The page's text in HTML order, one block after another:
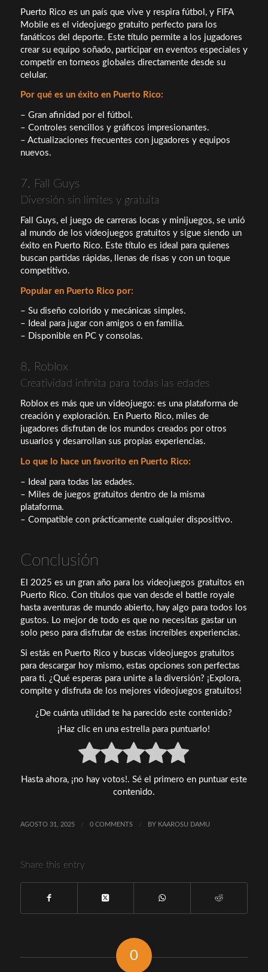
Puerto Rico es un país que vive y respira fútbol, y FIFA
Mobile es el videojuego gratuito perfecto para los
fanáticos del deporte. Este título permite a los jugadores
crear su equipo soñado, participar en eventos especiales y
competir en torneos globales directamente desde su
celular.
Por qué es un éxito en Puerto Rico:
– Gran afinidad por el fútbol.
– Controles sencillos y gráficos impresionantes.
– Actualizaciones frecuentes con jugadores y equipos
nuevos.
7. Fall Guys
Diversión sin límites y gratuita
Fall Guys, el juego de carreras locas y minijuegos, se unió
al mundo de los videojuegos gratuitos y sigue siendo un
éxito en Puerto Rico. Este título es ideal para quienes
buscan partidas rápidas, llenas de risas y con un toque
competitivo.
Popular en Puerto Rico por:
– Su diseño colorido y mecánicas simples.
– Ideal para jugar con amigos o en familia.
– Disponible en PC y consolas.
8. Roblox
Creatividad infinita para todas las edades
Roblox es más que un videojuego: es una plataforma de
creación y exploración. En Puerto Rico, miles de
jugadores disfrutan de los mundos creados por otros
usuarios y desarrollan sus propias experiencias.
Lo que lo hace un favorito en Puerto Rico:
– Ideal para todas las edades.
– Miles de juegos gratuitos dentro de la misma
plataforma.
– Compatible con prácticamente cualquier dispositivo.
Conclusión
El 2025 es un gran año para los videojuegos gratuitos en
Puerto Rico. Con títulos que van desde el battle royale
hasta aventuras de mundo abierto, hay algo para todos los
gustos. Lo mejor de todo es que no necesitas gastar un
solo peso para disfrutar de estas increíbles experiencias.
Si estás en Puerto Rico y buscas videojuegos gratuitos
para descargar hoy mismo, estas opciones son perfectas
para ti. ¿Qué esperas para unirte a la diversión? ¡Explora,
compite y disfruta de los mejores videojuegos gratuitos!
¿De cuánta utilidad te ha parecido este contenido?
¡Haz clic en una estrella para puntuarlo!
Hasta ahora, ¡no hay votos!. Sé el primero en puntuar este
contenido.
AGOSTO 31, 2025 / 0 COMMENTS / BY KAAROSU DAMU
Share this entry
0